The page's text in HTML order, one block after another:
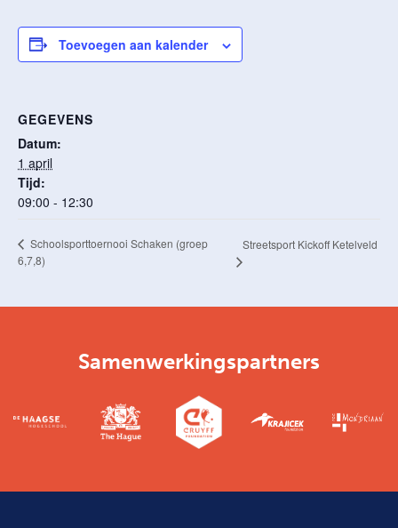
Toevoegen aan kalender
GEGEVENS
Datum:
1 april
Tijd:
09:00 - 12:30
Schoolsporttoernooi Schaken (groep
6,7,8)
Streetsport Kickoff Ketelveld
Samenwerkingspartners